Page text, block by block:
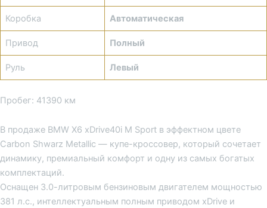
Коробка Автоматическая
Привод Полный
Руль Левый
Пробег: 41390 км
В продаже BMW X6 xDrive40i M Sport в эффектном цвете
Carbon Shwarz Metallic — купе-кроссовер, который сочетает
динамику, премиальный комфорт и одну из самых богатых
комплектаций.
Оснащен 3.0-литровым бензиновым двигателем мощностью
381 л.с., интеллектуальным полным приводом xDrive и